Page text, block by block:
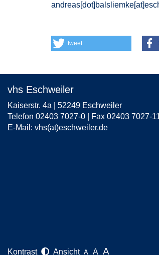
tweet
vhs Eschweiler
Kaiserstr. 4a | 52249 Eschweiler
Telefon 02403 7027-0 | Fax 02403 7027-
E-Mail: vhs(at)eschweiler.de
Kontrast Ansicht A A A